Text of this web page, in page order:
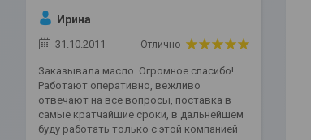
Ирина
31.10.2011 Отлично
Заказывала масло. Огромное спасибо!
Работают оперативно, вежливо
отвечают на все вопросы, поставка в
самые кратчайшие сроки, в дальнейшем
буду работать только с этой компанией